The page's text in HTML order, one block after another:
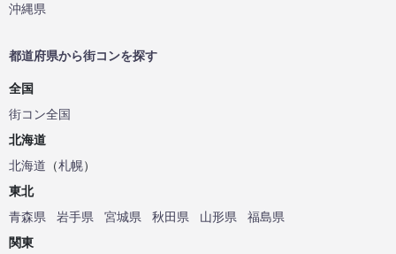
沖縄県
都道府県から街コンを探す
全国
街コン全国
北海道
北海道 （札幌）
東北
青森県
岩手県 宮城県 秋田県 山形県
福島県
関東